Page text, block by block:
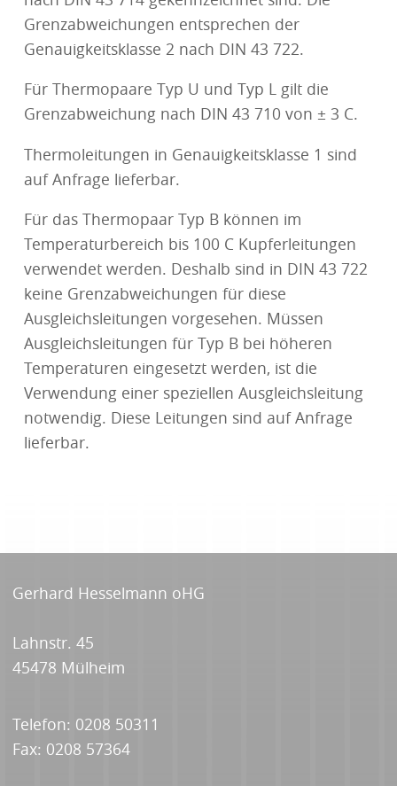
Grenzabweichungen entsprechen der
Genauigkeitsklasse 2 nach DIN 43 722.
Für Thermopaare Typ U und Typ L gilt die
Grenzabweichung nach DIN 43 710 von ± 3 C.
Thermoleitungen in Genauigkeitsklasse 1 sind
auf Anfrage lieferbar.
Für das Thermopaar Typ B können im
Temperaturbereich bis 100 C Kupferleitungen
verwendet werden. Deshalb sind in DIN 43 722
keine Grenzabweichungen für diese
Ausgleichsleitungen vorgesehen. Müssen
Ausgleichsleitungen für Typ B bei höheren
Temperaturen eingesetzt werden, ist die
Verwendung einer speziellen Ausgleichsleitung
notwendig. Diese Leitungen sind auf Anfrage
lieferbar.
Gerhard Hesselmann oHG
Lahnstr. 45
45478 Mülheim
Telefon: 0208 50311
Fax: 0208 57364